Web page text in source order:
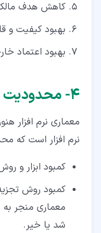
کاهش هدف
بهبود کیفیت و
بهبود اعتماد
۴‏- محدودیت های معماری نرم افزار
معماری نرم افزار
نرم افزار است که
کمبود ابزار و
کمبود روش
معماری منجر به
شد یا خیر.